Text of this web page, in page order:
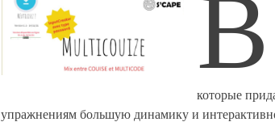
В
которые
упражнениям большую динамику и